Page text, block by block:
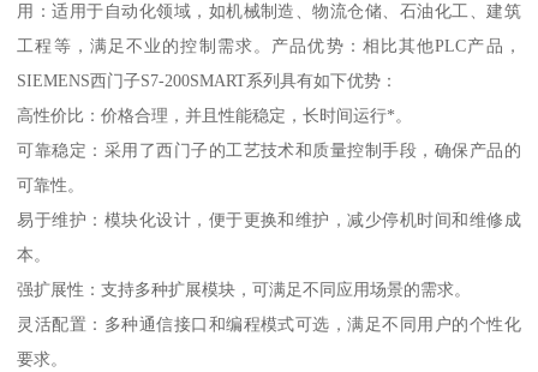
用：适用于自动化领域，如机械制造、物流仓储、石油化工、建筑
工程等，满足不业的控制需求。产品优势：相比其他PLC产品，
SIEMENS西门子S7-200SMART系列具有如下优势：
高性价比：价格合理，并且性能稳定，长时间运行*。
可靠稳定：采用了西门子的工艺技术和质量控制手段，确保产品的
可靠性。
易于维护：模块化设计，便于更换和维护，减少停机时间和维修成
本。
强扩展性：支持多种扩展模块，可满足不同应用场景的需求。
灵活配置：多种通信接口和编程模式可选，满足不同用户的个性化
要求。